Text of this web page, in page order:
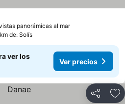
panorámicas al mar
de: Solís
ver los
Ver precios
Compartir